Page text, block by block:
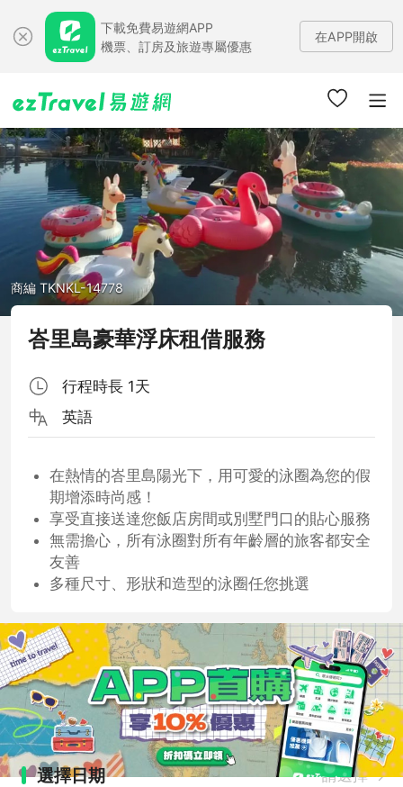
下載免費易遊網APP
機票、訂房及旅遊專屬優惠
在APP開啟
商編 TKNKL-14778
峇里島豪華浮床租借服務
行程時長 1天
英語
在熱情的峇里島陽光下，用可愛的泳圈為您的假
期增添時尚感！
享受直接送達您飯店房間或別墅門口的貼心服務
無需擔心，所有泳圈對所有年齡層的旅客都安全
友善
多種尺寸、形狀和造型的泳圈任您挑選
選擇日期 請選擇